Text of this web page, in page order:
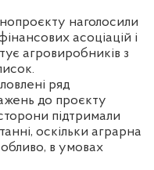
наголосили
асоціацій і
агровиробників з
ряд
до проєкту
підтримали
оскільки аграрна
в умовах